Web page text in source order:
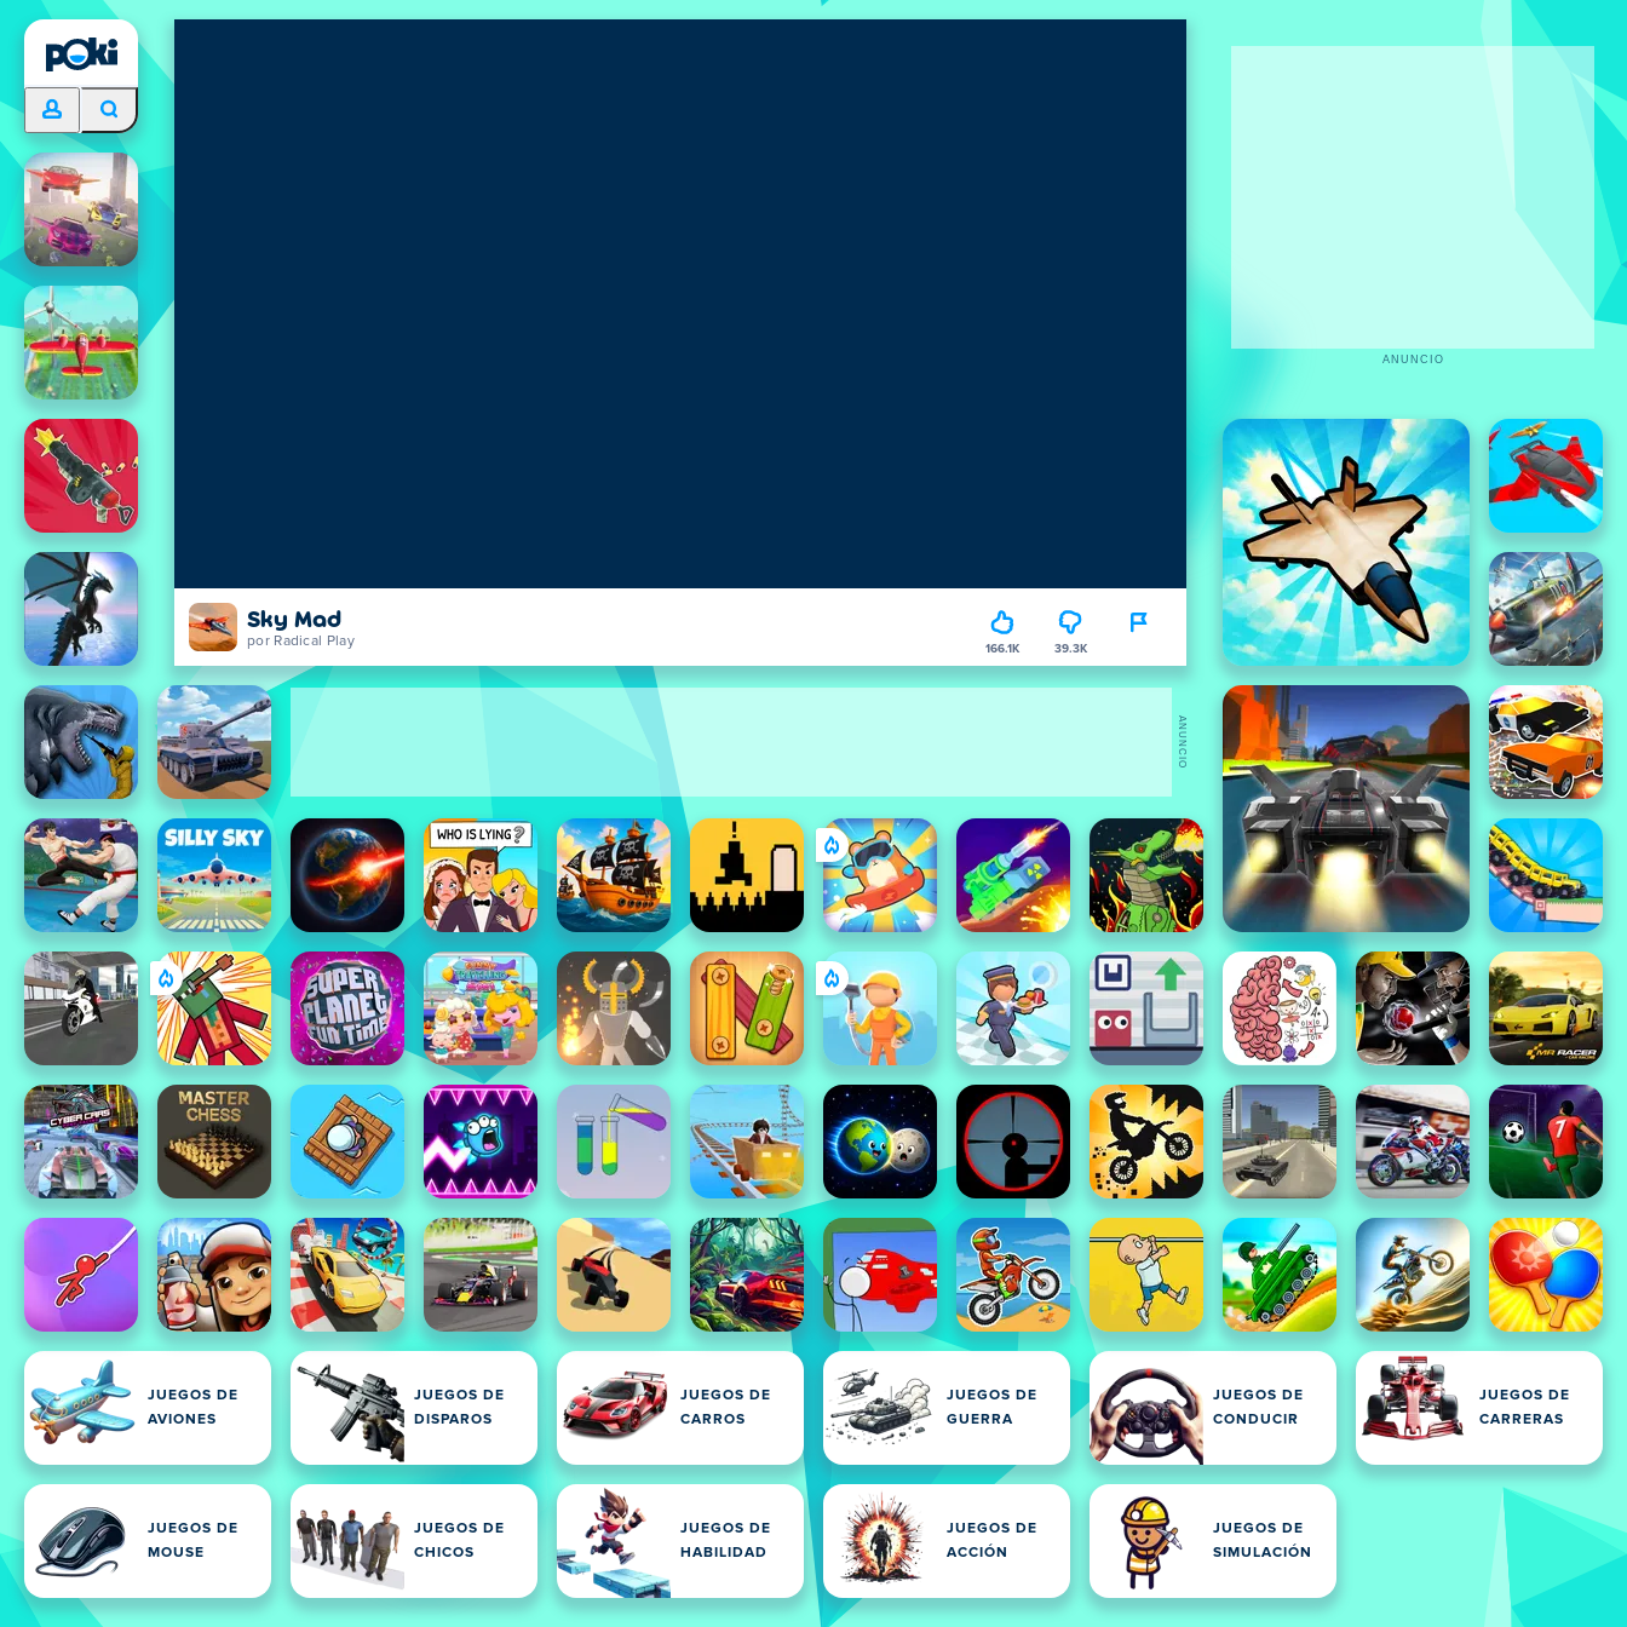
Sky Mad
por Radical Play 166.1K 39.3K
JUEGOS DE
AVIONES
JUEGOS DE
DISPAROS
JUEGOS DE
CARROS
JUEGOS DE
GUERRA
JUEGOS DE
CONDUCIR
JUEGOS DE
CARRERAS
JUEGOS DE
MOUSE
JUEGOS DE
CHICOS
JUEGOS DE
HABILIDAD
JUEGOS DE
ACCIÓN
JUEGOS DE
SIMULACIÓN
ANUNCIO
ANUNCIO